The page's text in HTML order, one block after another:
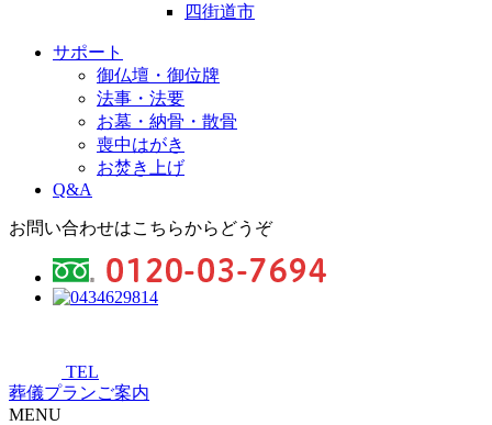
四街道市
サポート
御仏壇・御位牌
法事・法要
お墓・納骨・散骨
喪中はがき
お焚き上げ
Q&A
お問い合わせはこちらからどうぞ
TEL
葬儀プランご案内
MENU